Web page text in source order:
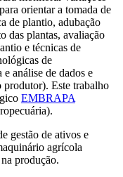
orientar a tomada de
de plantio, adubação
das plantas, avaliação
e técnicas de
de
análise de dados e
produtor). Este trabalho
EMBRAPA
gestão de ativos e
agrícola
produção.